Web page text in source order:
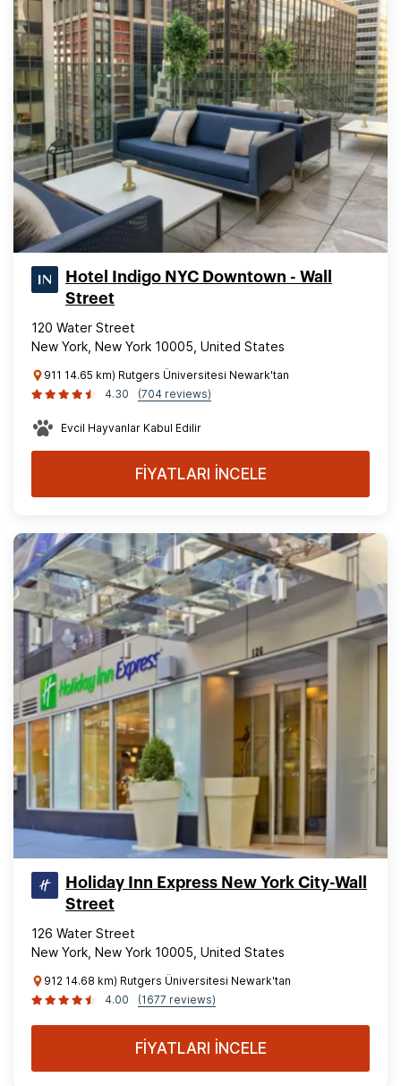
Hotel Indigo NYC Downtown - Wall
Street
120 Water Street
New York, New York 10005, United States
911 14.65 km) Rutgers Üniversitesi Newark'tan
4.30
(704 reviews)
Evcil Hayvanlar Kabul Edilir
FİYATLARI İNCELE
Holiday Inn Express New York City-Wall
Street
126 Water Street
New York, New York 10005, United States
912 14.68 km) Rutgers Üniversitesi Newark'tan
4.00
(1677 reviews)
FİYATLARI İNCELE